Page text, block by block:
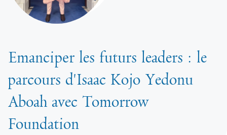
Emanciper les futurs leaders : le
parcours d'Isaac Kojo Yedonu
Aboah avec Tomorrow
Foundation